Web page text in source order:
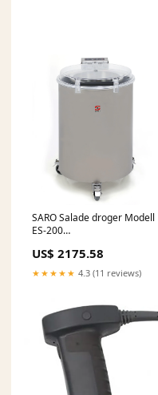
SARO Salade droger Modell
ES-200
generator
US$ 2175.58
★★★★★ 4.3 (11 reviews)